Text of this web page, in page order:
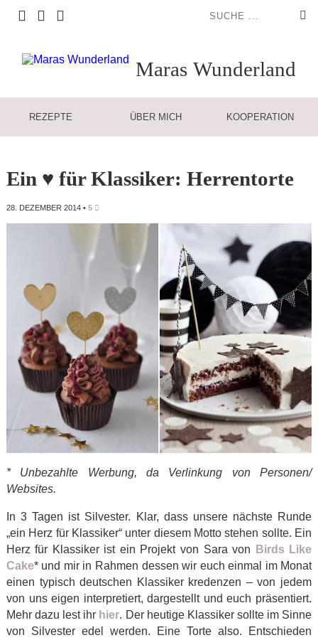
Maras Wunderland
REZEPTE ÜBER MICH KOOPERATION
Ein ♥ für Klassiker: Herrentorte
28. DEZEMBER 2014• 5
* Unbezahlte Werbung, da Verlinkung von Personen/
Websites.
In 3 Tagen ist Silvester. Klar, dass unsere nächste Runde
„ein Herz für Klassiker“ unter diesem Motto stehen sollte. Ein
Herz für Klassiker ist ein Projekt von Sara von
Birds Like
Cake* und mir in Rahmen dessen wir euch einmal im Monat
einen typisch deutschen Klassiker kredenzen – von jedem
von uns eigen interpretiert, dargestellt und euch präsentiert.
Mehr dazu lest ihr hier. Der heutige Klassiker sollte im Sinne
von Silvester edel werden. Eine Torte also. Entschieden